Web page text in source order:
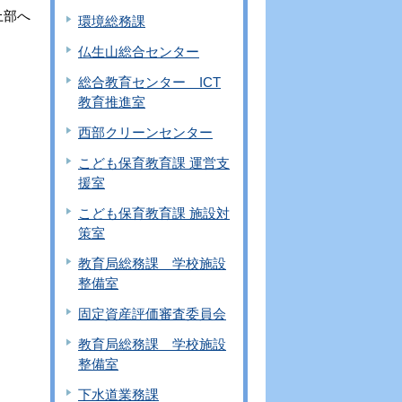
部へ
環境総務課
仏生山総合センター
総合教育センター ICT
教育推進室
西部クリーンセンター
こども保育教育課 運営支
援室
こども保育教育課 施設対
策室
教育局総務課 学校施設
整備室
固定資産評価審査委員会
教育局総務課 学校施設
整備室
下水道業務課